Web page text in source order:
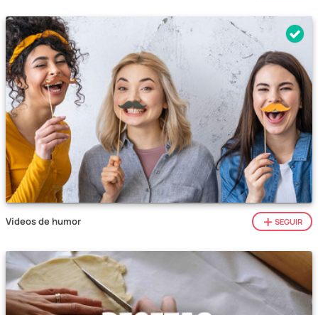
Vídeos de humor SEGUIR